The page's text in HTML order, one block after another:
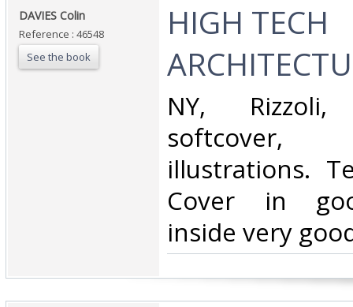
‎DAVIES Colin‎
Reference : 46548
See the book
‎HIGH TECH
‎NY,
illustrations.
Cover in
inside very